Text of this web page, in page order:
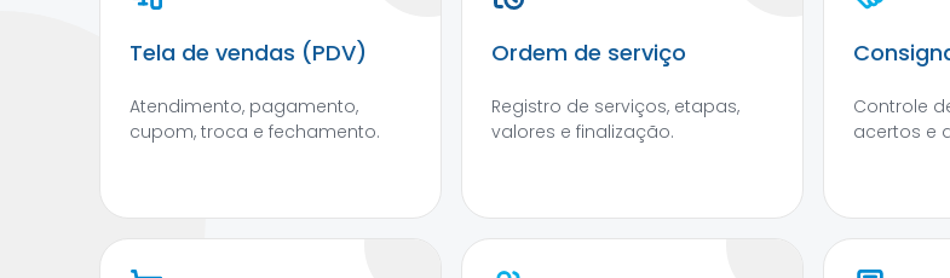
Tela de vendas (PDV)
Atendimento, pagamento,
cupom, troca e fechamento.
Ordem de serviço
Registro de serviços, etapas,
valores e finalização.
Controle
acertos e